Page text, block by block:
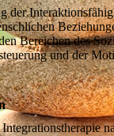
der
Bereichen des
und der
Integrationstherapie